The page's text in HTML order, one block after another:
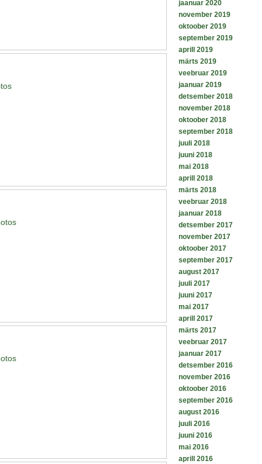
jaanuar 2020
november 2019
oktoober 2019
september 2019
aprill 2019
märts 2019
veebruar 2019
jaanuar 2019
detsember 2018
november 2018
oktoober 2018
september 2018
juuli 2018
juuni 2018
mai 2018
aprill 2018
märts 2018
veebruar 2018
jaanuar 2018
detsember 2017
november 2017
oktoober 2017
september 2017
august 2017
juuli 2017
juuni 2017
mai 2017
aprill 2017
märts 2017
veebruar 2017
jaanuar 2017
detsember 2016
november 2016
oktoober 2016
september 2016
august 2016
juuli 2016
juuni 2016
mai 2016
aprill 2016